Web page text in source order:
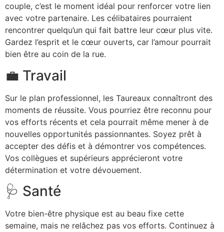
couple, c’est le moment idéal pour renforcer votre lien
avec votre partenaire. Les célibataires pourraient
rencontrer quelqu’un qui fait battre leur cœur plus vite.
Gardez l’esprit et le cœur ouverts, car l’amour pourrait
bien être au coin de la rue.
💼 Travail
Sur le plan professionnel, les Taureaux connaîtront des
moments de réussite. Vous pourriez être reconnu pour
vos efforts récents et cela pourrait même mener à de
nouvelles opportunités passionnantes. Soyez prêt à
accepter des défis et à démontrer vos compétences.
Vos collègues et supérieurs apprécieront votre
détermination et votre dévouement.
🩺 Santé
Votre bien-être physique est au beau fixe cette
semaine, mais ne relâchez pas vos efforts. Continuez à